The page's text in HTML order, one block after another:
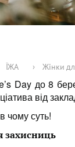
ЇЖА › Жінки
Day до 8
від
чому суть!
захисниць